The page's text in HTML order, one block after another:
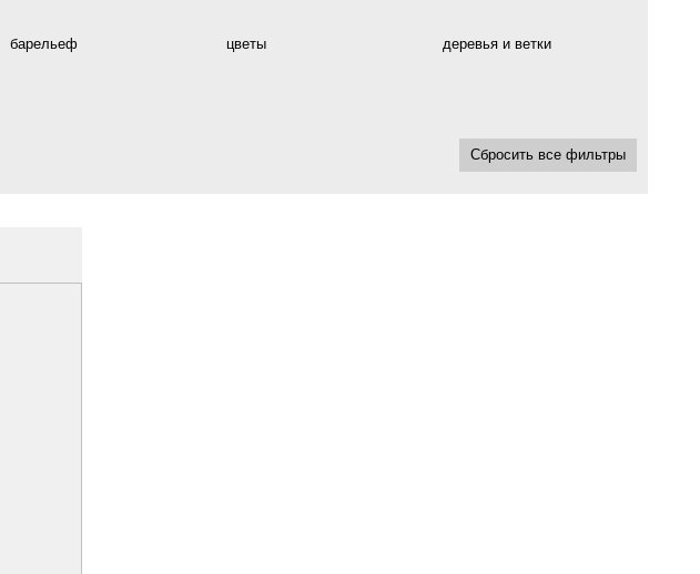
барельеф цветы
деревья и ветки
Сбросить все фильтры